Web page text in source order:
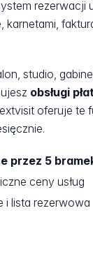
rezerwacji
karnetami,
studio,
obsługi
oferuje te
przez 5
ceny usług
i lista rezerwowa